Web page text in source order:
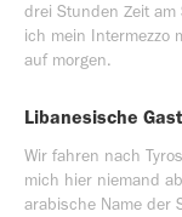
drei Stunden Zeit
ich mein Intermezzo
auf morgen.
Libanesische
Wir fahren nach
mich hier niemand
arabische Name der